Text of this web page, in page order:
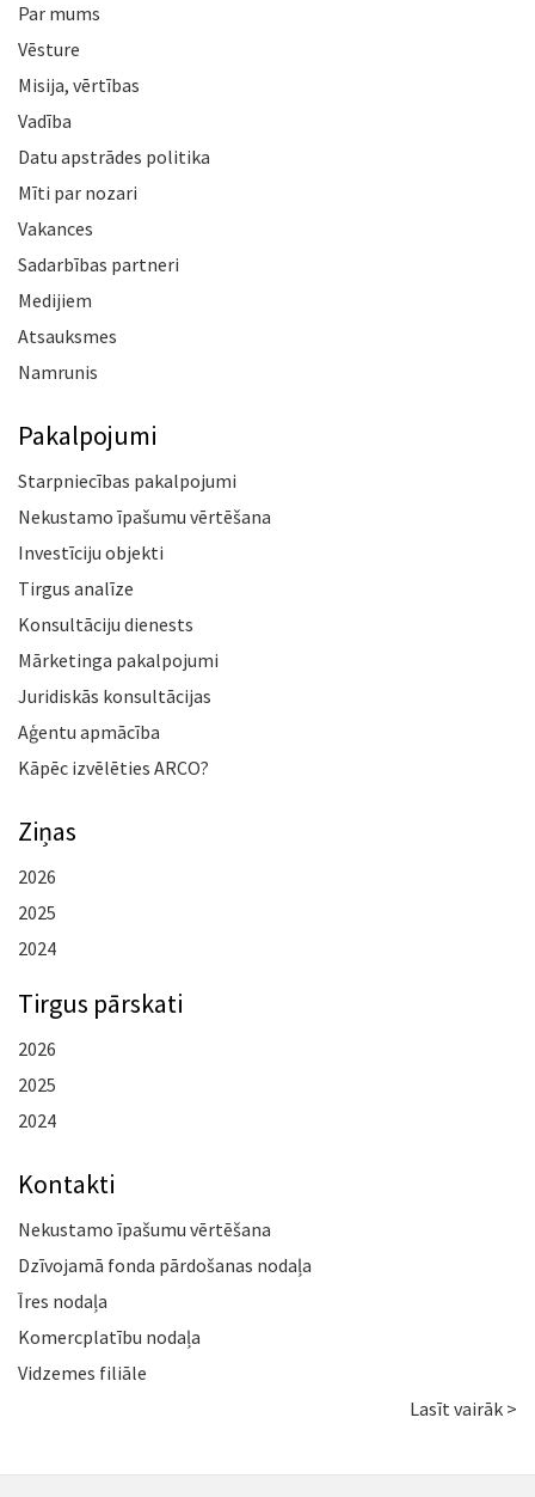
Par mums
Vēsture
Misija, vērtības
Vadība
Datu apstrādes politika
Mīti par nozari
Vakances
Sadarbības partneri
Medijiem
Atsauksmes
Namrunis
Pakalpojumi
Starpniecības pakalpojumi
Nekustamo īpašumu vērtēšana
Investīciju objekti
Tirgus analīze
Konsultāciju dienests
Mārketinga pakalpojumi
Juridiskās konsultācijas
Aģentu apmācība
Kāpēc izvēlēties ARCO?
Ziņas
2026
2025
2024
Tirgus pārskati
2026
2025
2024
Kontakti
Nekustamo īpašumu vērtēšana
Dzīvojamā fonda pārdošanas nodaļa
Īres nodaļa
Komercplatību nodaļa
Vidzemes filiāle
Lasīt vairāk >